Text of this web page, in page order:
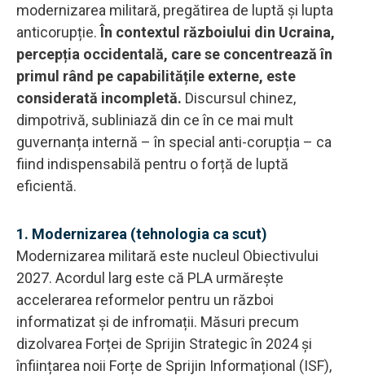
modernizarea militară, pregătirea de luptă și lupta
anticorupție.În contextul războiului din Ucraina,
percepția occidentală, care se concentrează în
primul rând pe capabilitățile externe, este
considerată incompletă. Discursul chinez,
dimpotrivă, subliniază din ce în ce mai mult
guvernanța internă – în special anti-corupția – ca
fiind indispensabilă pentru o forță de luptă
eficientă.
1. Modernizarea (tehnologia ca scut)
Modernizarea militară este nucleul Obiectivului
2027. Acordul larg este că PLA urmărește
accelerarea reformelor pentru un război
informatizat și de infromații. Măsuri precum
dizolvarea Forței de Sprijin Strategic în 2024 și
înființarea noii Forțe de Sprijin Informațional (ISF),